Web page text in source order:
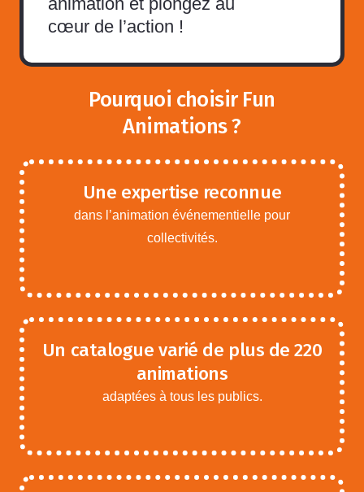
cœur de l’action !
Pourquoi choisir Fun
Animations ?
Une expertise reconnue
dans l’animation événementielle pour
collectivités.
Un catalogue varié de plus de 220
animations
adaptées à tous les publics.